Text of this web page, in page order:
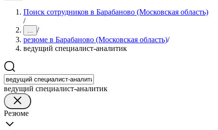
Поиск сотрудников в Барабаново (Московская область)
/
... /
резюме в Барабаново (Московская область)/
ведущий специалист-аналитик
ведущий специалист-аналитик
Резюме